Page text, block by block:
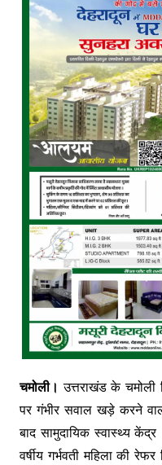
चमोली। उत्तराखंड के
पर गंभीर सवाल खड़े करने
बाद सामुदायिक स्वास्थ्य
वर्षीय गर्भवती महिला की